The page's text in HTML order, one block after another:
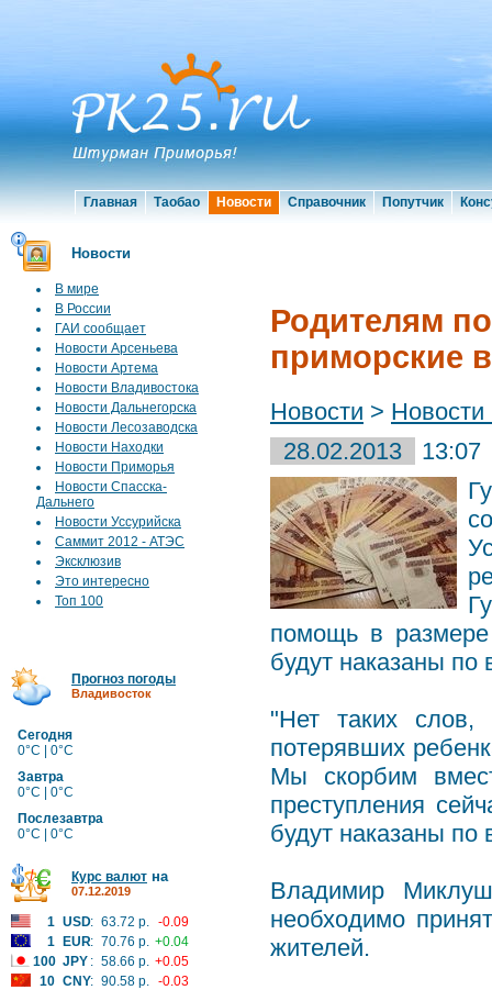
Главная Таобао Новости Справочник Попутчик
Новости
В мире
В России
ГАИ сообщает
Новости Арсеньева
Новости Артема
Новости Владивостока
Новости Дальнегорска
Новости Лесозаводска
Новости Находки
Новости Приморья
Новости Спасска-
Дальнего
Новости Уссурийска
Саммит 2012 - АТЭС
Эксклюзив
Это интересно
Топ 100
Прогноз погоды
Владивосток
Сегодня
0°C | 0°C
Завтра
0°C | 0°C
Послезавтра
0°C | 0°C
Курс валют на
07.12.2019
1 USD: 63.72 р. -0.09
1
EUR: 70.76 р. +0.04
100 JPY : 58.66 р. +0.05
10 CNY: 90.58 р. -0.03
Родителям
приморские
Новости >
28.02.2013
13:07
помощь в
будут наказаны по
"Нет таких
потерявших
Мы скорбим
преступления
будут наказаны по
Владимир
необходимо
жителей.